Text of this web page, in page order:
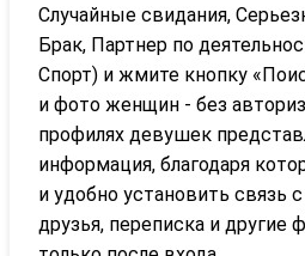
Случайные свидания,
Брак, Партнер по
Спорт) и жмите кнопку
и фото женщин - без
профилях девушек
информация, благодаря
и удобно установить связь
друзья, переписка и другие